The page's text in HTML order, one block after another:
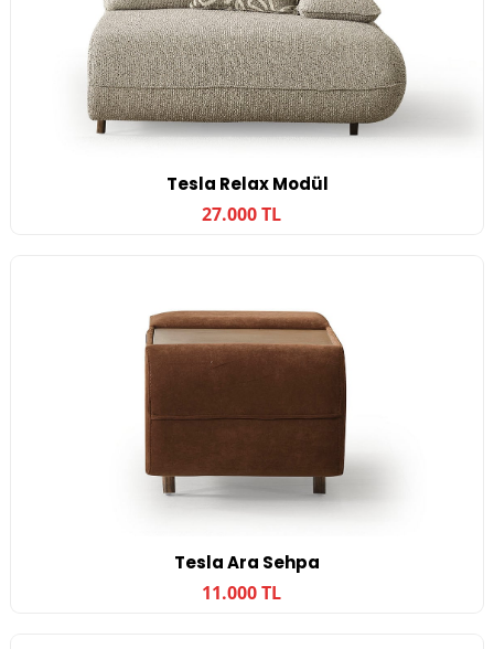
Tesla Relax Modül
27.000 TL
Tesla Ara Sehpa
11.000 TL